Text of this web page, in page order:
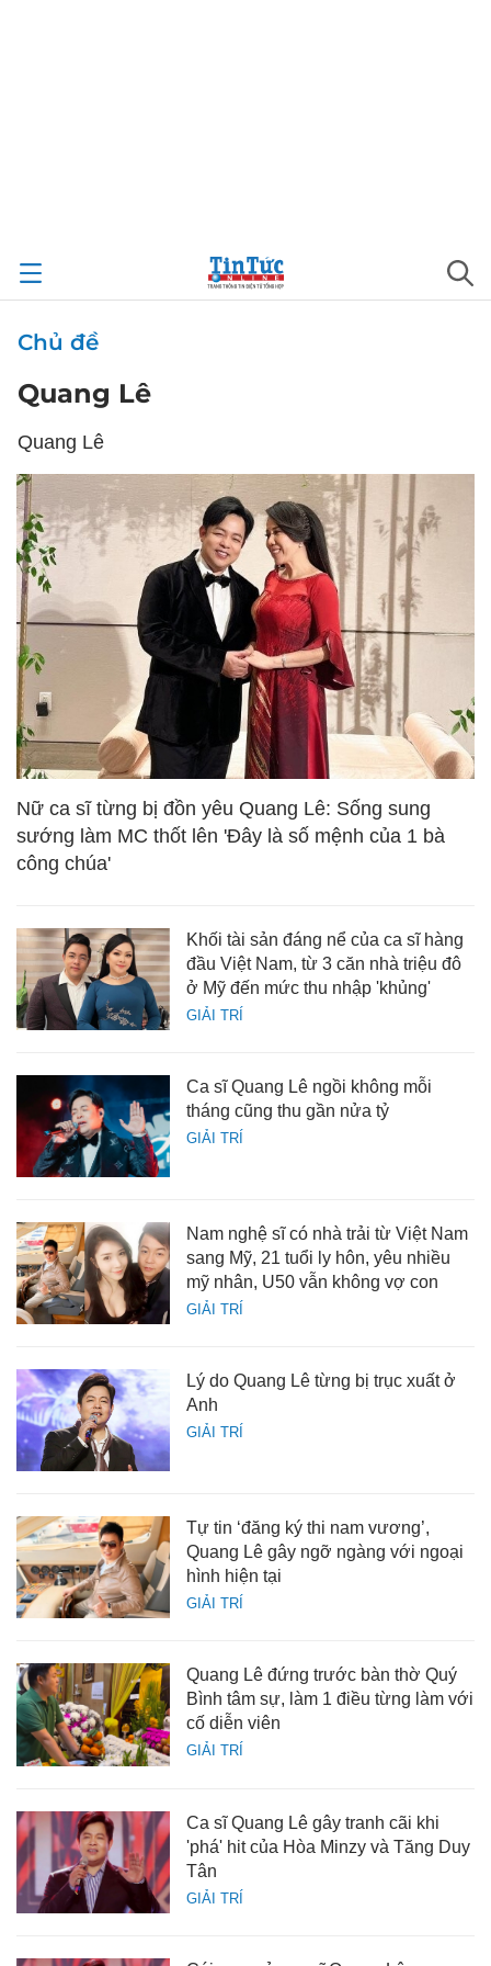
Chủ đề
Quang Lê
Quang Lê
Nữ ca sĩ từng bị đồn yêu Quang Lê: Sống sung
sướng làm MC thốt lên 'Đây là số mệnh của 1 bà
công chúa'
GIẢI TRÍ
Khối tài sản đáng nể của ca sĩ hàng
đầu Việt Nam, từ 3 căn nhà triệu đô
ở Mỹ đến mức thu nhập 'khủng'
GIẢI TRÍ
Ca sĩ Quang Lê ngồi không mỗi
tháng cũng thu gần nửa tỷ
GIẢI TRÍ
Nam nghệ sĩ có nhà trải từ Việt Nam
sang Mỹ, 21 tuổi ly hôn, yêu nhiều
mỹ nhân, U50 vẫn không vợ con
GIẢI TRÍ
Lý do Quang Lê từng bị trục xuất ở
Anh
GIẢI TRÍ
Tự tin ‘đăng ký thi nam vương’,
Quang Lê gây ngỡ ngàng với ngoại
hình hiện tại
GIẢI TRÍ
Quang Lê đứng trước bàn thờ Quý
Bình tâm sự, làm 1 điều từng làm với
cố diễn viên
GIẢI TRÍ
Ca sĩ Quang Lê gây tranh cãi khi
'phá' hit của Hòa Minzy và Tăng Duy
Tân